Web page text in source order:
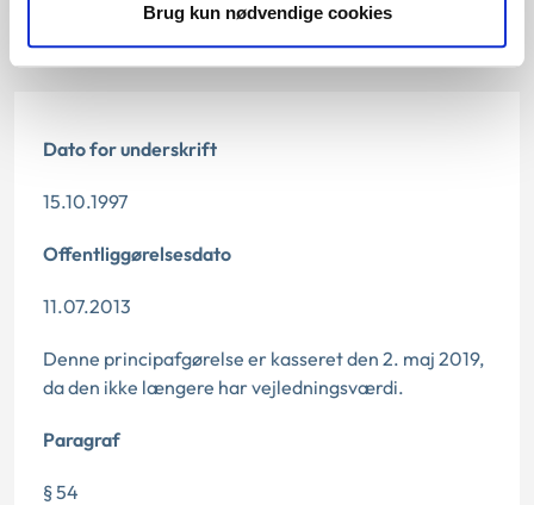
Brug kun nødvendige cookies
Dato for underskrift
15.10.1997
Offentliggørelsesdato
11.07.2013
Denne principafgørelse er kasseret den 2. maj 2019,
da den ikke længere har vejledningsværdi.
Paragraf
§ 54